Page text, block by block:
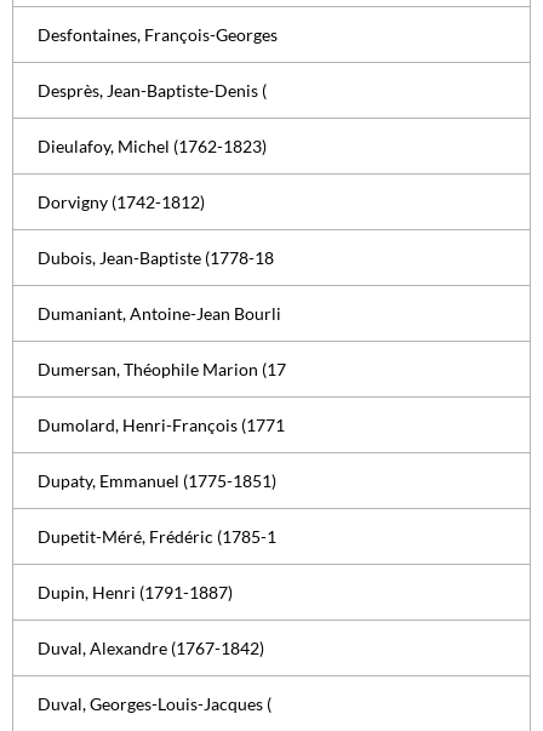
Desfontaines, François-Georges
Desprès, Jean-Baptiste-Denis (
Dieulafoy, Michel (1762-1823)
Dorvigny (1742-1812)
Dubois, Jean-Baptiste (1778-18
Dumaniant, Antoine-Jean Bourli
Dumersan, Théophile Marion (17
Dumolard, Henri-François (1771
Dupaty, Emmanuel (1775-1851)
Dupetit-Méré, Frédéric (1785-1
Dupin, Henri (1791-1887)
Duval, Alexandre (1767-1842)
Duval, Georges-Louis-Jacques (